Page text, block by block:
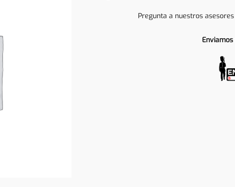
Pregunta a nuestros